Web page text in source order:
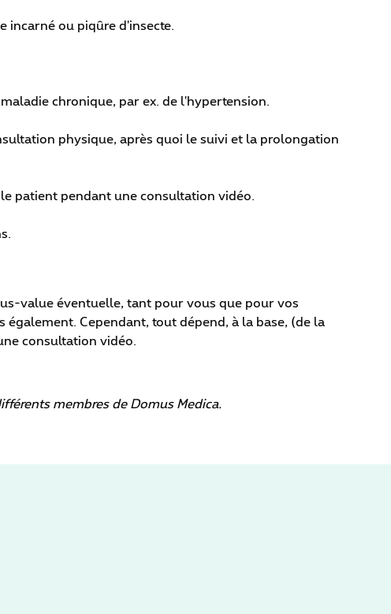
incarné ou piqûre d'insecte.
chronique, par ex. de l'hypertension.
physique, après quoi le suivi et la prolongation
patient pendant une consultation vidéo.
value éventuelle, tant pour vous que pour vos
Cependant, tout dépend, à la base, (de la
consultation vidéo.
membres de Domus Medica.